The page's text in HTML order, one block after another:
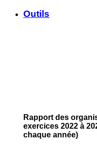
Outils
Rapport des
exercices 2022 à
chaque année)